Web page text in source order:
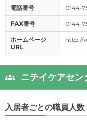
電話番号 0144-
FAX番号 0144-
ホームページ
URL
http://
ニチイケアセン
入居者ごとの職員人数